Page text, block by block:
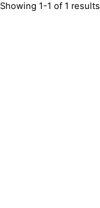
Showing 1-1 of 1 results